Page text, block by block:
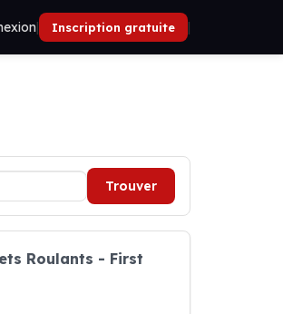
| Inscription gratuite |
Trouver
Roulants - First